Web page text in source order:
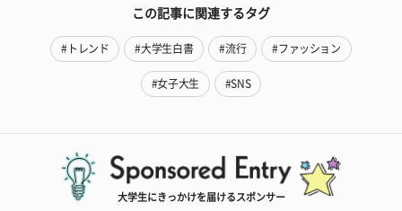
この記事に関連するタグ
#トレンド #大学生白書 #流行 #ファッション
#女子大生 #SNS
大学生にきっかけを届けるスポンサー